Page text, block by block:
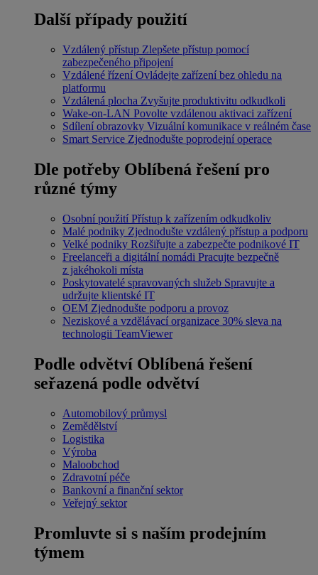
Další případy použití
Vzdálený přístup Zlepšete přístup pomocí
zabezpečeného připojení
Vzdálené řízení Ovládejte zařízení bez ohledu na
platformu
Vzdálená plocha Zvyšujte produktivitu odkudkoli
Wake-on-LAN Povolte vzdálenou aktivaci zařízení
Sdílení obrazovky Vizuální komunikace v reálném čase
Smart Service Zjednodušte poprodejní operace
Dle potřeby Oblíbená řešení pro
různé týmy
Osobní použití Přístup k zařízením odkudkoliv
Malé podniky Zjednodušte vzdálený přístup a podporu
Velké podniky Rozšiřujte a zabezpečte podnikové IT
Freelanceři a digitální nomádi Pracujte bezpečně
z jakéhokoli místa
Poskytovatelé spravovaných služeb Spravujte a
udržujte klientské IT
OEM Zjednodušte podporu a provoz
Neziskové a vzdělávací organizace 30% sleva na
technologii TeamViewer
Podle odvětví Oblíbená řešení
seřazená podle odvětví
Automobilový průmysl
Zemědělství
Logistika
Výroba
Maloobchod
Zdravotní péče
Bankovní a finanční sektor
Veřejný sektor
Promluvte si s naším prodejním
týmem